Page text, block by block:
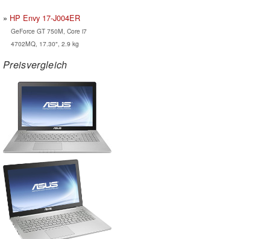
HP Envy 17-J004ER
GeForce GT 750M, Core i7
4702MQ, 17.30", 2.9 kg
Preisvergleich